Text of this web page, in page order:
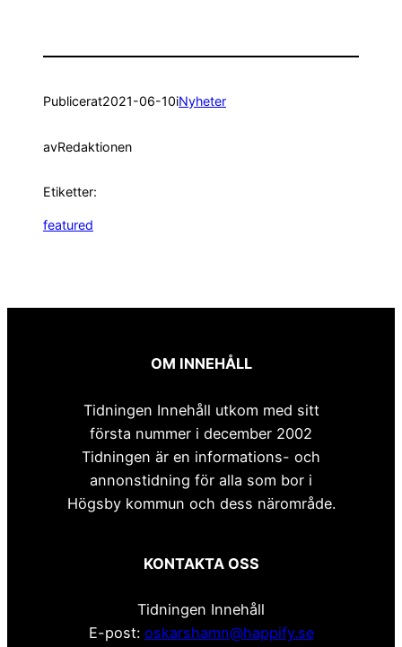
Publicerat2021-06-10iNyheter
avRedaktionen
Etiketter:
featured
OM INNEHÅLL
Tidningen Innehåll utkom med sitt
första nummer i december 2002
Tidningen är en informations- och
annonstidning för alla som bor i
Högsby kommun och dess närområde.
KONTAKTA OSS
Tidningen Innehåll
E-post: oskarshamn@happify.se